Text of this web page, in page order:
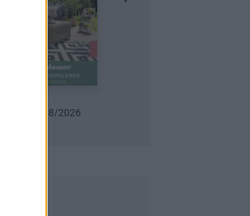
Urob si sám 6/2026